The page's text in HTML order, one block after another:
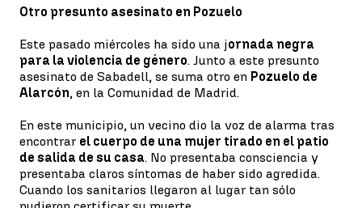
Otro presunto asesinato en Pozuelo
Este pasado miércoles ha sido una jornada negra
para la violencia de género. Junto a este presunto
asesinato de Sabadell, se suma otro en Pozuelo de
Alarcón, en la Comunidad de Madrid.
En este municipio, un vecino dio la voz de alarma tras
encontrar el cuerpo de una mujer tirado en el patio
de salida de su casa. No presentaba consciencia y
presentaba claros síntomas de haber sido agredida.
Cuando los sanitarios llegaron al lugar tan sólo